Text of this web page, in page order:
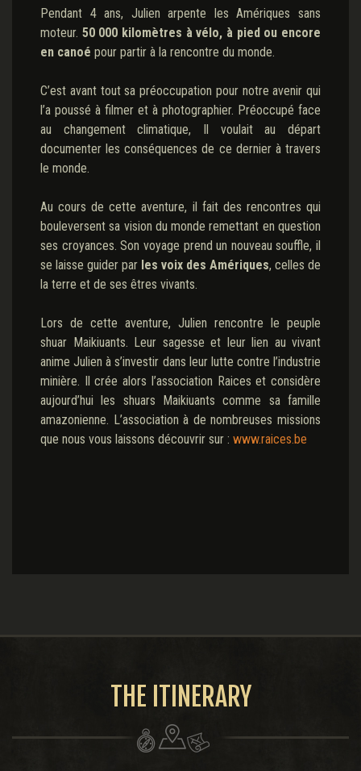
Pendant 4 ans, Julien arpente les Amériques sans
moteur. 50 000 kilomètres à vélo, à pied ou encore
en canoé pour partir à la rencontre du monde.
C’est avant tout sa préoccupation pour notre avenir qui
l’a poussé à filmer et à photographier. Préoccupé face
au changement climatique, Il voulait au départ
documenter les conséquences de ce dernier à travers
le monde.
Au cours de cette aventure, il fait des rencontres qui
bouleversent sa vision du monde remettant en question
ses croyances. Son voyage prend un nouveau souffle, il
se laisse guider par les voix des Amériques, celles de
la terre et de ses êtres vivants.
Lors de cette aventure, Julien rencontre le peuple
shuar Maikiuants. Leur sagesse et leur lien au vivant
anime Julien à s’investir dans leur lutte contre l’industrie
minière. Il crée alors l’association Raices et considère
aujourd’hui les shuars Maikiuants comme sa famille
amazonienne. L’association à de nombreuses missions
que nous vous laissons découvrir sur : www.raices.be
THE ITINERARY